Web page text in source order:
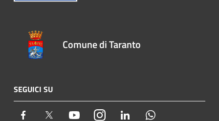
Comune di Taranto
SEGUICI SU
Facebook Twitter YoutubeInstagram LinkedIn